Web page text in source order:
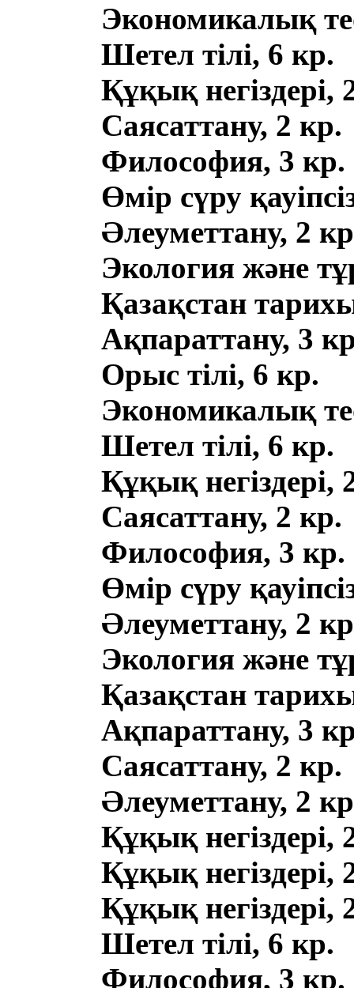
Экономикалық
Шетел тілі, 6 кр.
Құқық негіздері,
Саясаттану, 2 кр.
Философия, 3 кр.
Өмір сүру
Әлеуметтану, 2
Экология және
Қазақстан
Ақпараттану, 3
Орыс тілі, 6 кр.
Экономикалық
Шетел тілі, 6 кр.
Құқық негіздері,
Саясаттану, 2 кр.
Философия, 3 кр.
Өмір сүру
Әлеуметтану, 2
Экология және
Қазақстан
Ақпараттану, 3
Саясаттану, 2 кр.
Әлеуметтану, 2
Құқық негіздері,
Құқық негіздері,
Құқық негіздері,
Шетел тілі, 6 кр.
Философия, 3 кр.